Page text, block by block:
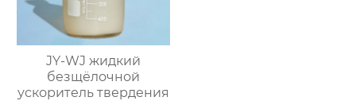
JY-WJ жидкий
безщёлочной
ускоритель твердения